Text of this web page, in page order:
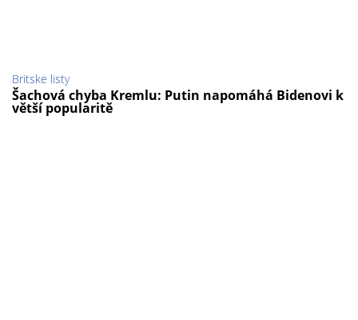
Britske listy
Šachová chyba Kremlu: Putin napomáhá Bidenovi k
větší popularitě